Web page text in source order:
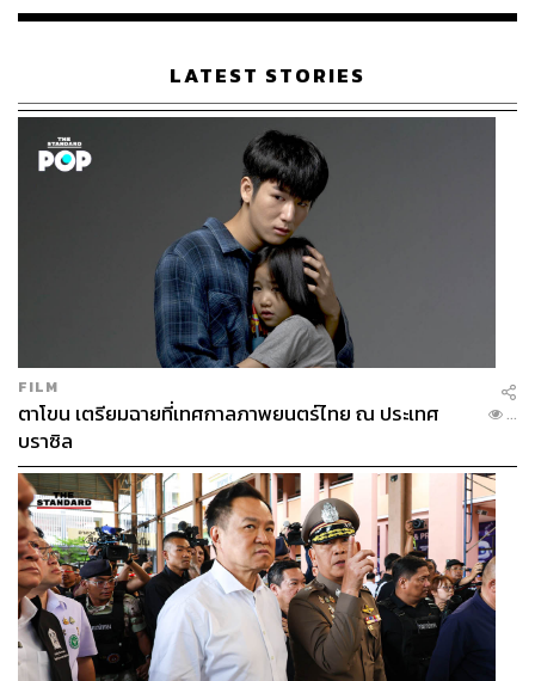
เรือนไทยที่ถูกซุกไว้
LATEST STORIES
FILM
ตาโขน เตรียมฉายที่เทศกาลภาพยนตร์ไทย ณ ประเทศ
บราซิล
...